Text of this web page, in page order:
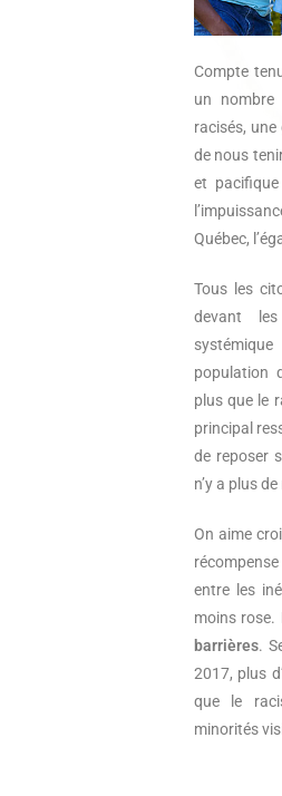
Compte
un
racisés,
de nous
et
Québec,
Tous les
devant
population
plus que le
principal
de reposer
n’y a plus
On aime
entre les
moins rose.
barrières.
2017, plus
que le
minorités